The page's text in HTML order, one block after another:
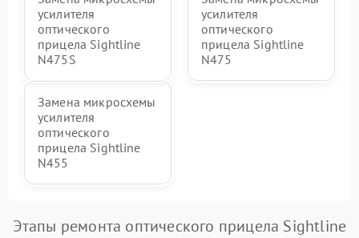
усилителя
оптического
прицела Sightline
N475S
усилителя
оптического
прицела Sightline
N475
Замена микросхемы
усилителя
оптического
прицела Sightline
N455
Этапы ремонта оптического прицела Sightline